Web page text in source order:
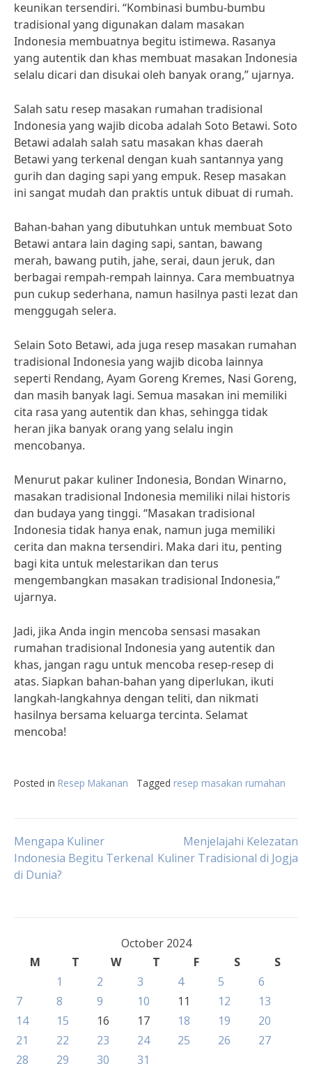
keunikan tersendiri. “Kombinasi bumbu-bumbu
tradisional yang digunakan dalam masakan
Indonesia membuatnya begitu istimewa. Rasanya
yang autentik dan khas membuat masakan Indonesia
selalu dicari dan disukai oleh banyak orang,” ujarnya.
Salah satu resep masakan rumahan tradisional
Indonesia yang wajib dicoba adalah Soto Betawi. Soto
Betawi adalah salah satu masakan khas daerah
Betawi yang terkenal dengan kuah santannya yang
gurih dan daging sapi yang empuk. Resep masakan
ini sangat mudah dan praktis untuk dibuat di rumah.
Bahan-bahan yang dibutuhkan untuk membuat Soto
Betawi antara lain daging sapi, santan, bawang
merah, bawang putih, jahe, serai, daun jeruk, dan
berbagai rempah-rempah lainnya. Cara membuatnya
pun cukup sederhana, namun hasilnya pasti lezat dan
menggugah selera.
Selain Soto Betawi, ada juga resep masakan rumahan
tradisional Indonesia yang wajib dicoba lainnya
seperti Rendang, Ayam Goreng Kremes, Nasi Goreng,
dan masih banyak lagi. Semua masakan ini memiliki
cita rasa yang autentik dan khas, sehingga tidak
heran jika banyak orang yang selalu ingin
mencobanya.
Menurut pakar kuliner Indonesia, Bondan Winarno,
masakan tradisional Indonesia memiliki nilai historis
dan budaya yang tinggi. “Masakan tradisional
Indonesia tidak hanya enak, namun juga memiliki
cerita dan makna tersendiri. Maka dari itu, penting
bagi kita untuk melestarikan dan terus
mengembangkan masakan tradisional Indonesia,”
ujarnya.
Jadi, jika Anda ingin mencoba sensasi masakan
rumahan tradisional Indonesia yang autentik dan
khas, jangan ragu untuk mencoba resep-resep di
atas. Siapkan bahan-bahan yang diperlukan, ikuti
langkah-langkahnya dengan teliti, dan nikmati
hasilnya bersama keluarga tercinta. Selamat
mencoba!
Posted in Resep Makanan Tagged resep masakan rumahan
Post
navigation
Mengapa Kuliner
Indonesia Begitu Terkenal
di Dunia?
Menjelajahi Kelezatan
Kuliner Tradisional di Jogja
October 2024
M
T W T F S
S
1
2 3 4 5
6
7
8 9 10 11 12
13
14
15 16 17 18 19
20
21
22 23 24 25 26
27
28
29 30 31